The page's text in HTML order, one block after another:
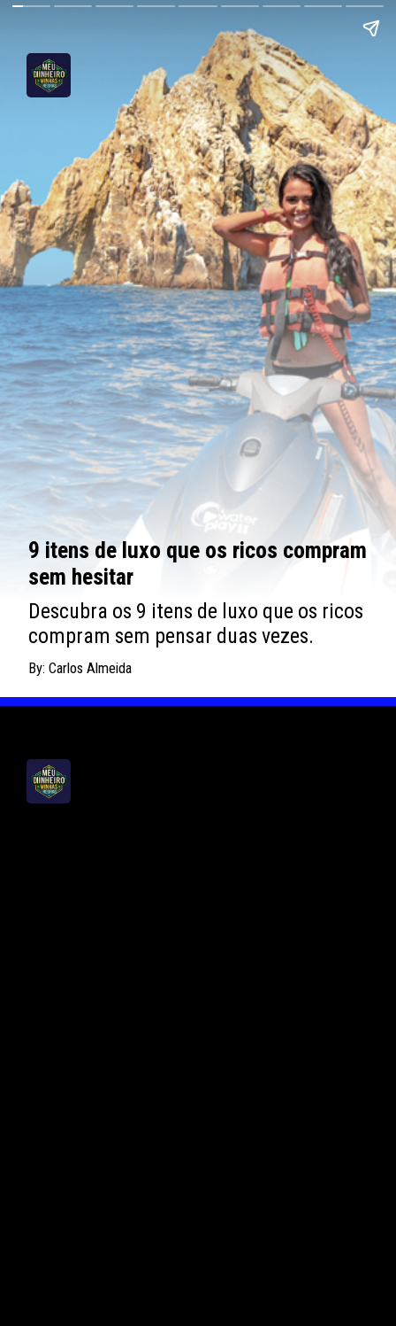
9 itens de luxo que os ricos compram
sem hesitar
Descubra os 9 itens de luxo que os ricos
compram sem pensar duas vezes.
By: Carlos Almeida